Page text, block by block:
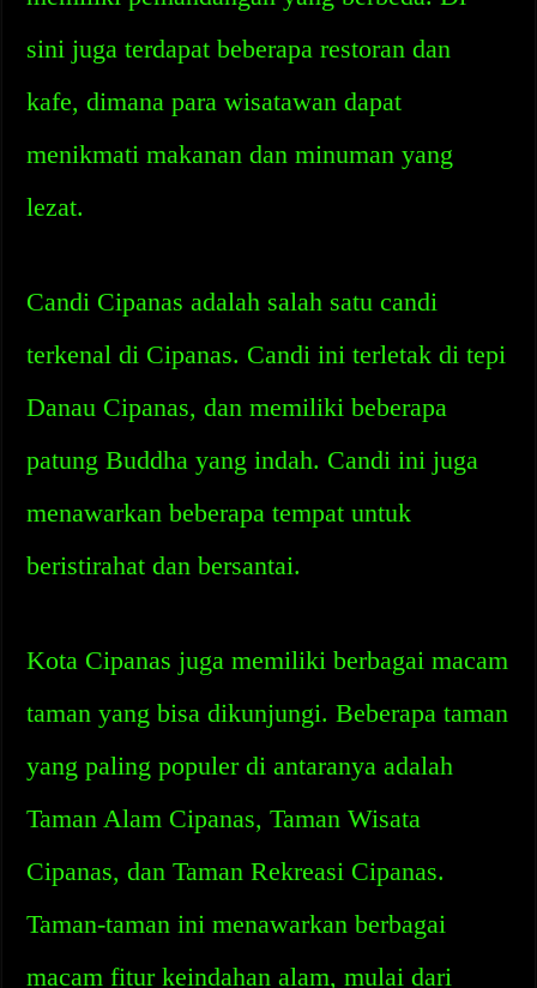
sini juga terdapat beberapa restoran dan
kafe, dimana para wisatawan dapat
menikmati makanan dan minuman yang
lezat.
Candi Cipanas adalah salah satu candi
terkenal di Cipanas. Candi ini terletak di tepi
Danau Cipanas, dan memiliki beberapa
patung Buddha yang indah. Candi ini juga
menawarkan beberapa tempat untuk
beristirahat dan bersantai.
Kota Cipanas juga memiliki berbagai macam
taman yang bisa dikunjungi. Beberapa taman
yang paling populer di antaranya adalah
Taman Alam Cipanas, Taman Wisata
Cipanas, dan Taman Rekreasi Cipanas.
Taman-taman ini menawarkan berbagai
macam fitur keindahan alam, mulai dari